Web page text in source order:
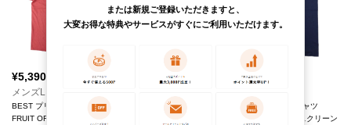
¥5,390
メンズL
BEST プリントTシャツ
FRUIT OF THE LOOM/フル
(税込)
POWER-T プリントTシャツ
¥5,390
BEST プリントTシャツ
SCREEN STARS/スクリーン
または新規ご登録いただきますと、
大変お得な特典やサービスがすぐにご利用いただけます。